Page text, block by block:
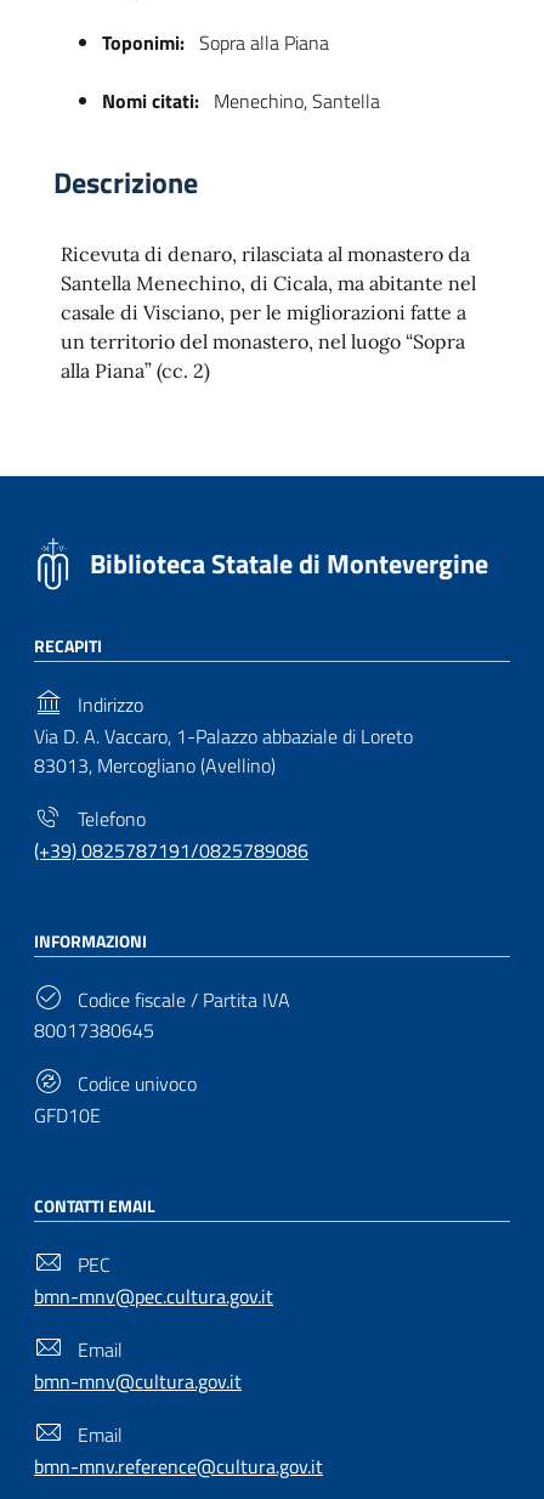
Toponimi: Sopra alla Piana
Nomi citati: Menechino, Santella
Descrizione
Ricevuta di denaro, rilasciata al monastero da
Santella Menechino, di Cicala, ma abitante nel
casale di Visciano, per le migliorazioni fatte a
un territorio del monastero, nel luogo “Sopra
alla Piana” (cc. 2)
Biblioteca Statale di Montevergine
RECAPITI
Indirizzo
Via D. A. Vaccaro, 1-Palazzo abbaziale di Loreto
83013, Mercogliano (Avellino)
Telefono
(+39) 0825787191/0825789086
INFORMAZIONI
Codice fiscale / Partita IVA
80017380645
Codice univoco
GFD10E
CONTATTI EMAIL
PEC
bmn-mnv@pec.cultura.gov.it
Email
bmn-mnv@cultura.gov.it
Email
bmn-mnv.reference@cultura.gov.it